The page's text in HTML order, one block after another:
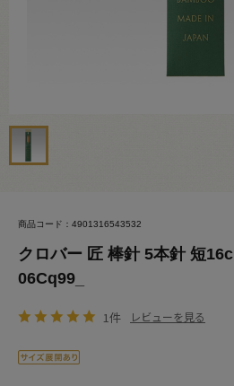
商品コード：4901316543532
クロバー 匠 棒針 5本針 短
06Cq99_
1件 レビューを見る